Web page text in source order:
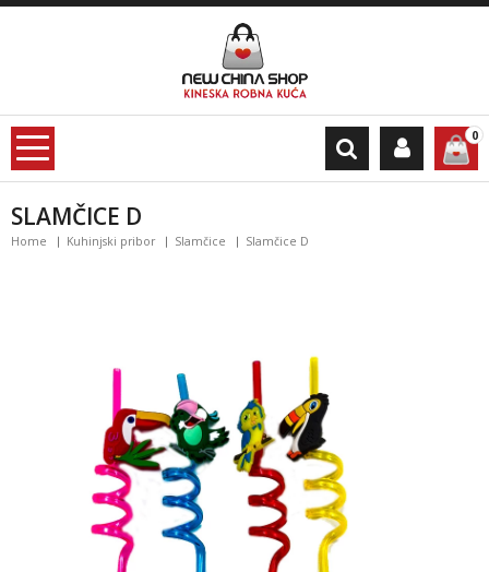
0
SLAMČICE D
Home Kuhinjski pribor Slamčice Slamčice D